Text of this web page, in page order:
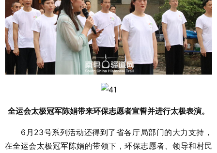
全运会太极冠军陈娟带来环保志愿者宣誓并进行太极表演。
6月23号系列活动还得到了省各厅局部门的大力支持，
在全运会太极冠军陈娟的带领下，环保志愿者、领导和村民